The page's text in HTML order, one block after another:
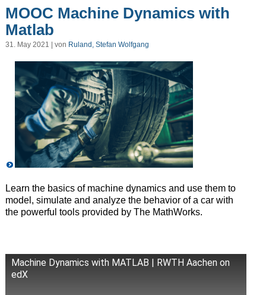
MOOC Machine Dynamics with
Matlab
31. May 2021 | von Ruland, Stefan Wolfgang
Learn the basics of machine dynamics and use them to
model, simulate and analyze the behavior of a car with
the powerful tools provided by The MathWorks.
Machine Dynamics with MATLAB | RWTH Aachen on
edX